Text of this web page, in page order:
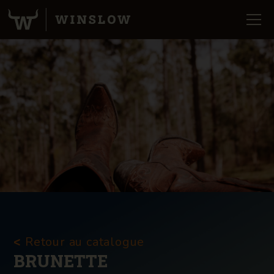
< Retour au catalogue
BRUNETTE